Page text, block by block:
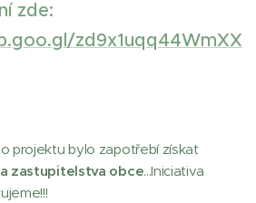
zde:
zd9x1uqq44WmXX
projektu bylo zapotřebí získat
zastupitelstva obce...Iniciativa